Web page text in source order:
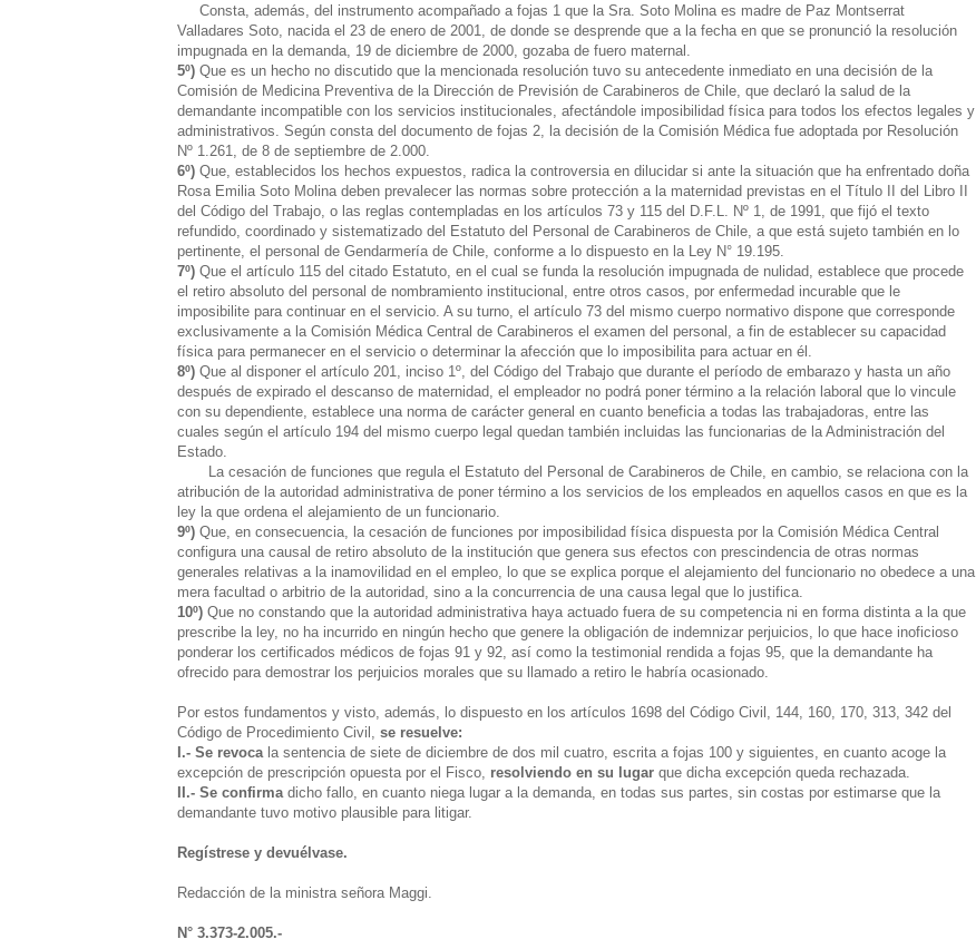
Consta, además, del instrumento acompañado a fojas 1 que la Sra. Soto Molina es madre de Paz Montserrat
Valladares Soto, nacida el 23 de enero de 2001, de donde se desprende que a la fecha en que se pronunció la resolución
impugnada en la demanda, 19 de diciembre de 2000, gozaba de fuero maternal.
5º) Que es un hecho no discutido que la mencionada resolución tuvo su antecedente inmediato en una decisión de la
Comisión de Medicina Preventiva de la Dirección de Previsión de Carabineros de Chile, que declaró la salud de la
demandante incompatible con los servicios institucionales, afectándole imposibilidad física para todos los efectos legales y
administrativos. Según consta del documento de fojas 2, la decisión de la Comisión Médica fue adoptada por Resolución
Nº 1.261, de 8 de septiembre de 2.000.
6º) Que, establecidos los hechos expuestos, radica la controversia en dilucidar si ante la situación que ha enfrentado doña
Rosa Emilia Soto Molina deben prevalecer las normas sobre protección a la maternidad previstas en el Título II del Libro II
del Código del Trabajo, o las reglas contempladas en los artículos 73 y 115 del D.F.L. Nº 1, de 1991, que fijó el texto
refundido, coordinado y sistematizado del Estatuto del Personal de Carabineros de Chile, a que está sujeto también en lo
pertinente, el personal de Gendarmería de Chile, conforme a lo dispuesto en la Ley N° 19.195.
7º) Que el artículo 115 del citado Estatuto, en el cual se funda la resolución impugnada de nulidad, establece que procede
el retiro absoluto del personal de nombramiento institucional, entre otros casos, por enfermedad incurable que le
imposibilite para continuar en el servicio. A su turno, el artículo 73 del mismo cuerpo normativo dispone que corresponde
exclusivamente a la Comisión Médica Central de Carabineros el examen del personal, a fin de establecer su capacidad
física para permanecer en el servicio o determinar la afección que lo imposibilita para actuar en él.
8º) Que al disponer el artículo 201, inciso 1º, del Código del Trabajo que durante el período de embarazo y hasta un año
después de expirado el descanso de maternidad, el empleador no podrá poner término a la relación laboral que lo vincule
con su dependiente, establece una norma de carácter general en cuanto beneficia a todas las trabajadoras, entre las
cuales según el artículo 194 del mismo cuerpo legal quedan también incluidas las funcionarias de la Administración del
Estado.
La cesación de funciones que regula el Estatuto del Personal de Carabineros de Chile, en cambio, se relaciona con la
atribución de la autoridad administrativa de poner término a los servicios de los empleados en aquellos casos en que es la
ley la que ordena el alejamiento de un funcionario.
9º) Que, en consecuencia, la cesación de funciones por imposibilidad física dispuesta por la Comisión Médica Central
configura una causal de retiro absoluto de la institución que genera sus efectos con prescindencia de otras normas
generales relativas a la inamovilidad en el empleo, lo que se explica porque el alejamiento del funcionario no obedece a una
mera facultad o arbitrio de la autoridad, sino a la concurrencia de una causa legal que lo justifica.
10º) Que no constando que la autoridad administrativa haya actuado fuera de su competencia ni en forma distinta a la que
prescribe la ley, no ha incurrido en ningún hecho que genere la obligación de indemnizar perjuicios, lo que hace inoficioso
ponderar los certificados médicos de fojas 91 y 92, así como la testimonial rendida a fojas 95, que la demandante ha
ofrecido para demostrar los perjuicios morales que su llamado a retiro le habría ocasionado.
Por estos fundamentos y visto, además, lo dispuesto en los artículos 1698 del Código Civil, 144, 160, 170, 313, 342 del
Código de Procedimiento Civil, se resuelve:
I.- Se revoca la sentencia de siete de diciembre de dos mil cuatro, escrita a fojas 100 y siguientes, en cuanto acoge la
excepción de prescripción opuesta por el Fisco, resolviendo en su lugar que dicha excepción queda rechazada.
II.- Se confirma dicho fallo, en cuanto niega lugar a la demanda, en todas sus partes, sin costas por estimarse que la
demandante tuvo motivo plausible para litigar.
Regístrese y devuélvase.
Redacción de la ministra señora Maggi.
N° 3.373-2.005.-